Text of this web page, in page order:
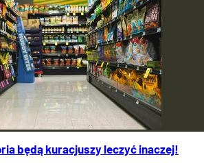
będą kuracjuszy leczyć inaczej!